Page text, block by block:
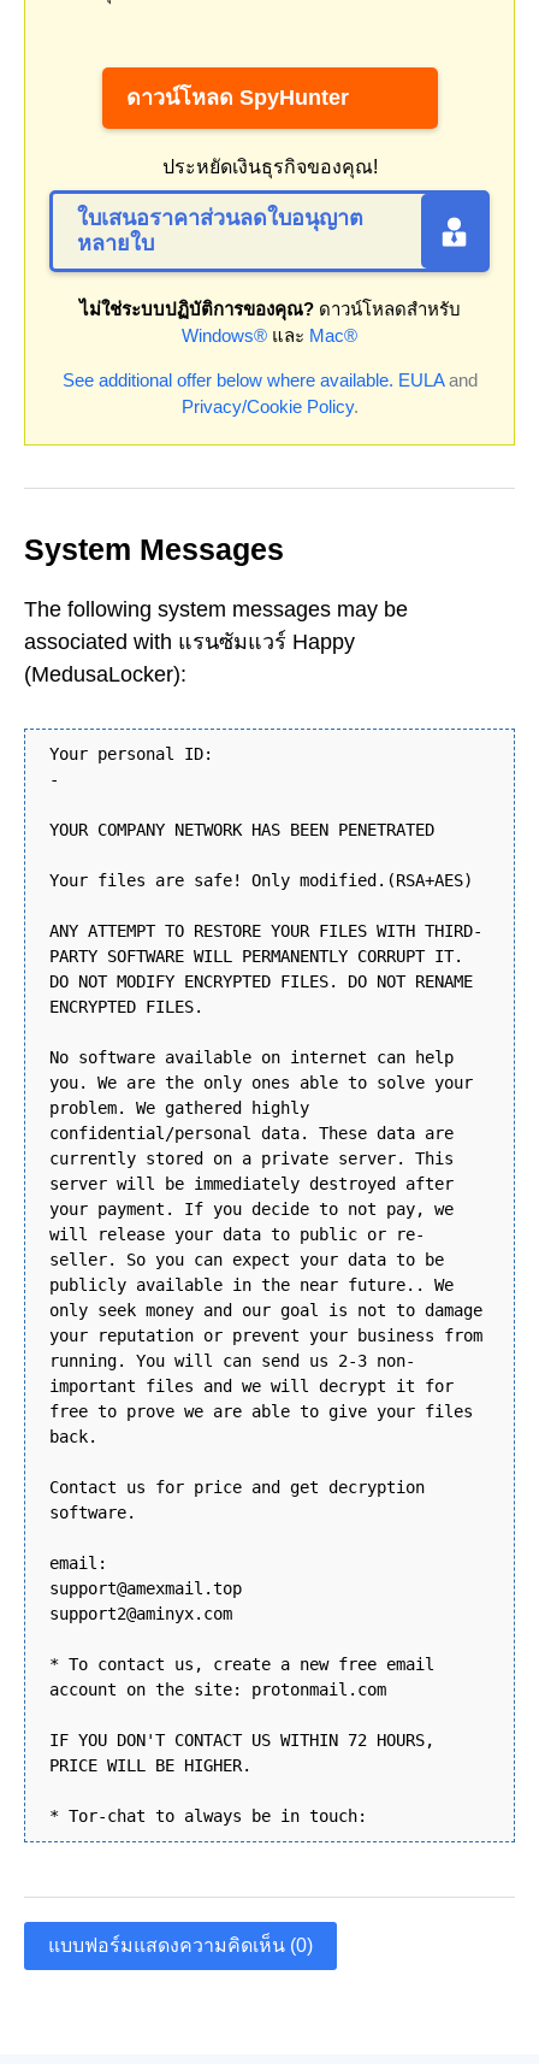
ดาวน์โหลด SpyHunter
ประหยัดเงินธุรกิจของคุณ!
ใบเสนอราคาส่วนลดใบอนุญาต
หลายใบ
ไม่ใช่ระบบปฏิบัติการของคุณ?ดาวน์โหลดสำหรับ
Windows® และ Mac®
See additional offer below where available. EULAand
Privacy/Cookie Policy.
System Messages
The following system messages may be
associated with แรนซัมแวร์ Happy
(MedusaLocker):
Your personal ID:
-
YOUR COMPANY NETWORK HAS BEEN PENETRATED
Your files are safe! Only modified.(RSA+AES)
ANY ATTEMPT TO RESTORE YOUR FILES WITH THIRD-
PARTY SOFTWARE WILL PERMANENTLY CORRUPT IT.
DO NOT MODIFY ENCRYPTED FILES. DO NOT RENAME
ENCRYPTED FILES.
No software available on internet can help
you. We are the only ones able to solve your
problem. We gathered highly
confidential/personal data. These data are
currently stored on a private server. This
server will be immediately destroyed after
your payment. If you decide to not pay, we
will release your data to public or re-
seller. So you can expect your data to be
publicly available in the near future.. We
only seek money and our goal is not to damage
your reputation or prevent your business from
running. You will can send us 2-3 non-
important files and we will decrypt it for
free to prove we are able to give your files
back.
Contact us for price and get decryption
software.
email:
support@amexmail.top
support2@aminyx.com
* To contact us, create a new free email
account on the site: protonmail.com
IF YOU DON'T CONTACT US WITHIN 72 HOURS,
PRICE WILL BE HIGHER.
* Tor-chat to always be in touch:
แบบฟอร์มแสดงความคิดเห็น (0)